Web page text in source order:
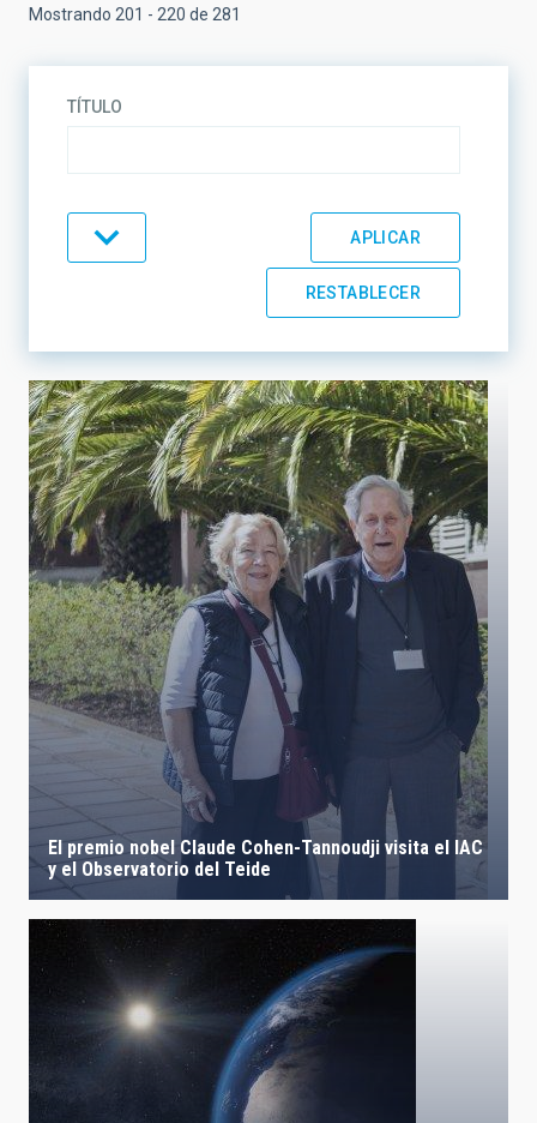
Mostrando 201 - 220 de 281
TÍTULO
LÍNEAS DE INSTRUMENTACIÓN
LÍNEAS IACTEC
ASTROFÍSICAS
FECHA DE CREACIÓN ORDENAR POR ORDEN
El premio nobel Claude Cohen-Tannoudji visita el IAC
y el Observatorio del Teide